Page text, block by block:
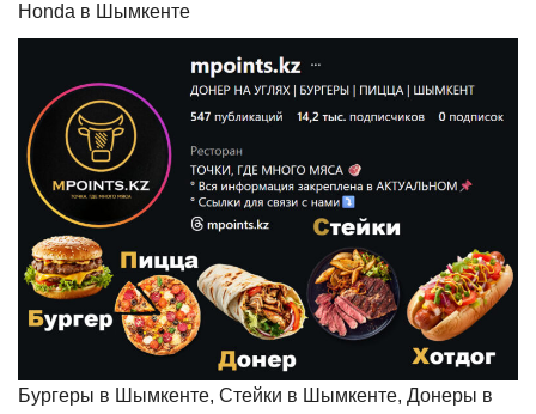
Honda в Шымкенте
Бургеры в Шымкенте, Стейки в Шымкенте, Донеры в